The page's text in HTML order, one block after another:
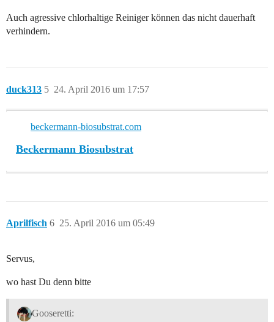
Auch agressive chlorhaltige Reiniger können das nicht dauerhaft
verhindern.
duck313 24. April 2016 um 17:57
5
beckermann-biosubstrat.com
Beckermann Biosubstrat
Aprilfisch 25. April 2016 um 05:49
6
Servus,
wo hast Du denn bitte
Gooseretti: